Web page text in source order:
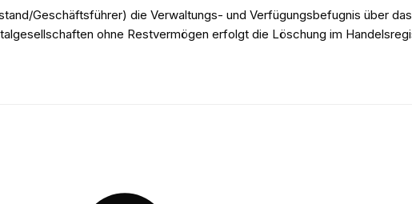
Geschäftsführer) die Verwaltungs- und Verfügungsbefugnis über
ohne Restvermögen erfolgt die Löschung im